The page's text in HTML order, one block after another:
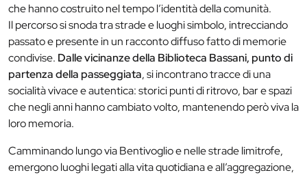
che hanno costruito nel tempo l’identità della comunità.
Il percorso si snoda tra strade e luoghi simbolo, intrecciando
passato e presente in un racconto diffuso fatto di memorie
condivise. Dalle vicinanze della Biblioteca Bassani, punto di
partenza della passeggiata, si incontrano tracce di una
socialità vivace e autentica: storici punti di ritrovo, bar e spazi
che negli anni hanno cambiato volto, mantenendo però viva la
loro memoria.
Camminando lungo via Bentivoglio e nelle strade limitrofe,
emergono luoghi legati alla vita quotidiana e all’aggregazione,